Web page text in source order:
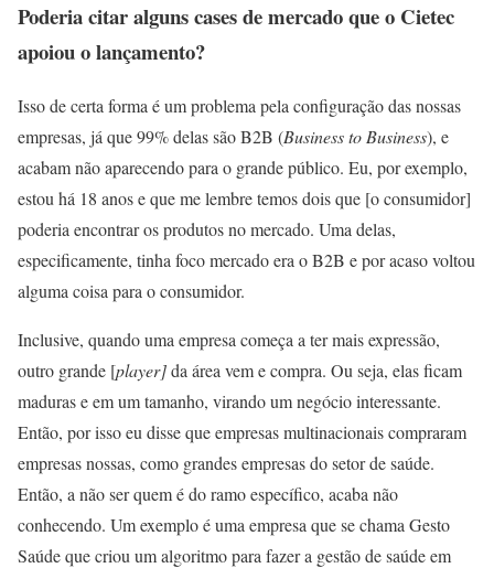
Poderia citar alguns cases de mercado que o Cietec
apoiou o lançamento?
Isso de certa forma é um problema pela configuração das nossas
empresas, já que 99% delas são B2B (Business to Business), e
acabam não aparecendo para o grande público. Eu, por exemplo,
estou há 18 anos e que me lembre temos dois que [o consumidor]
poderia encontrar os produtos no mercado. Uma delas,
especificamente, tinha foco mercado era o B2B e por acaso voltou
alguma coisa para o consumidor.
Inclusive, quando uma empresa começa a ter mais expressão,
outro grande [player]da área vem e compra. Ou seja, elas ficam
maduras e em um tamanho, virando um negócio interessante.
Então, por isso eu disse que empresas multinacionais compraram
empresas nossas, como grandes empresas do setor de saúde.
Então, a não ser quem é do ramo específico, acaba não
conhecendo. Um exemplo é uma empresa que se chama Gesto
Saúde que criou um algoritmo para fazer a gestão de saúde em